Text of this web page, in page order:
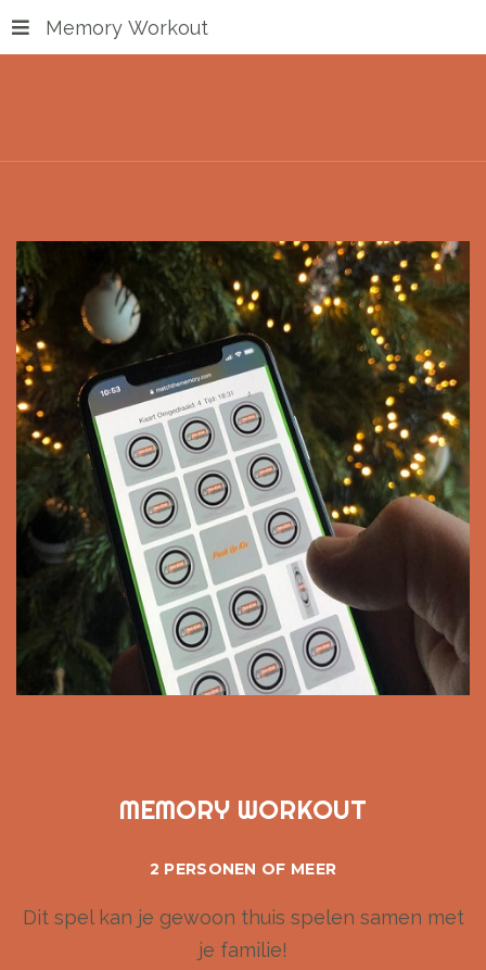
Memory Workout
MEMORY WORKOUT
2 PERSONEN OF MEER
Dit spel kan je gewoon thuis spelen samen met
je familie!